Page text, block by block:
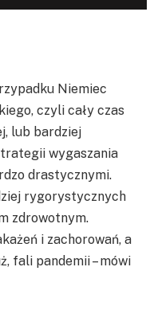
Niemiec
czyli cały czas
lub bardziej
wygaszania
drastycznymi.
rygorystycznych
zdrowotnym.
i zachorowań, a
fali pandemii – mówi